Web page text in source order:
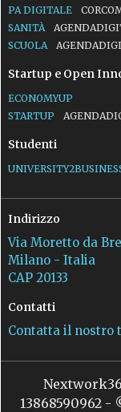
PA DIGITALE
SANITÀ
SCUOLA
Startup e Open
ECONOMYUP
STARTUP
Studenti
Indirizzo
Via Moretto da
Milano - Italia
CAP 20133
Contatti
Contatta il nostro
13868590962 -